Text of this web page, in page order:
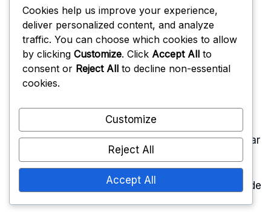
Moyens efficaces pour
gagner des niveaux
rapidement
Pour progresser rapidement à travers les niveaux,
priorisez les défis quotidiens et hebdomadaires, car
ils offrent souvent des boosts de niveaux
significatifs. Compléter ces défis de manière
cohérente peut conduire à une avancée plus rapide
dans les niveaux.
Cookies help us improve your experience,
deliver personalized content, and analyze
traffic. You can choose which cookies to allow
by clicking Customize. Click Accept All to
consent or Reject All to decline non-essential
cookies.
Customize
Reject All
Accept All